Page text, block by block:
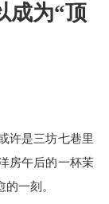
成为“顶
是三坊七巷里
房午后的一杯茉
一刻。